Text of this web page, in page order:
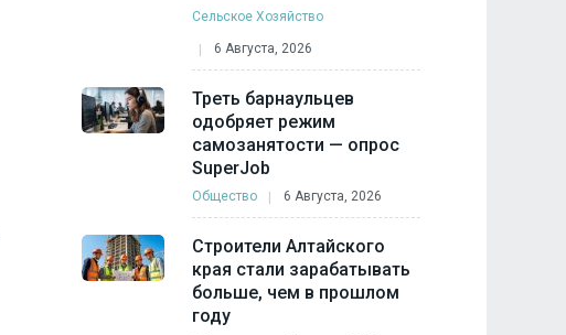
Сельское Хозяйство
6 Августа, 2026
Треть барнаульцев
одобряет режим
самозанятости — опрос
SuperJob
Общество 6 Августа, 2026
Строители Алтайского
края стали зарабатывать
больше, чем в прошлом
году